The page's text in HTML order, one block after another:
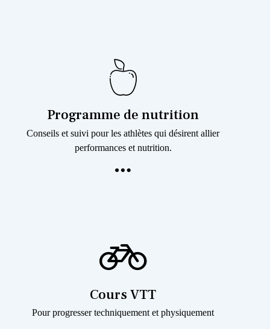
Programme de nutrition
Conseils et suivi pour les athlètes qui désirent allier
performances et nutrition.
Cours VTT
Pour progresser techniquement et physiquement